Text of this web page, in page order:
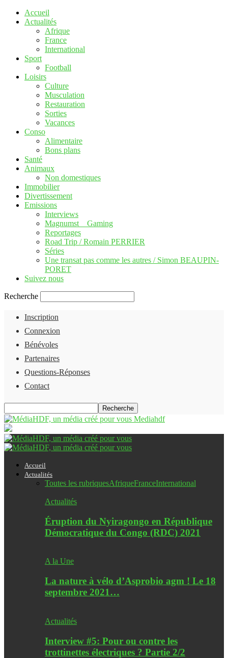
Accueil
Actualités
Afrique
France
International
Sport
Football
Loisirs
Culture
Musculation
Restauration
Sorties
Vacances
Conso
Alimentaire
Bons plans
Santé
Animaux
Non domestiques
Immobilier
Divertissement
Emissions
Interviews
Magnumst _ Gaming
Reportages
Road Trip / Romain PERRIER
Séries
Une transat pas comme les autres / Simon BEAUPIN-
PORET
Suivez nous
Recherche
Inscription
Connexion
Bénévoles
Partenaires
Questions-Réponses
Contact
Mediahdf
Accueil
Actualités
Toutes les rubriquesAfriqueFranceInternational
Actualités
Éruption du Nyiragongo en République
Démocratique du Congo (RDC) 2021
A la Une
La nature à vélo d’Asprobio agm ! Le 18
septembre 2021…
Actualités
Interview #5: Pour ou contre les
trottinettes électriques ? Partie 2/2